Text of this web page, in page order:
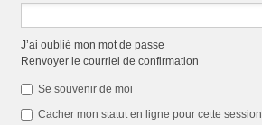
J’ai oublié mon mot de passe
Renvoyer le courriel de confirmation
Se souvenir de moi
Cacher mon statut en ligne pour cette session